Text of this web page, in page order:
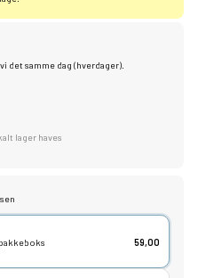
det samme dag (hverdager).
lager haves
59,00